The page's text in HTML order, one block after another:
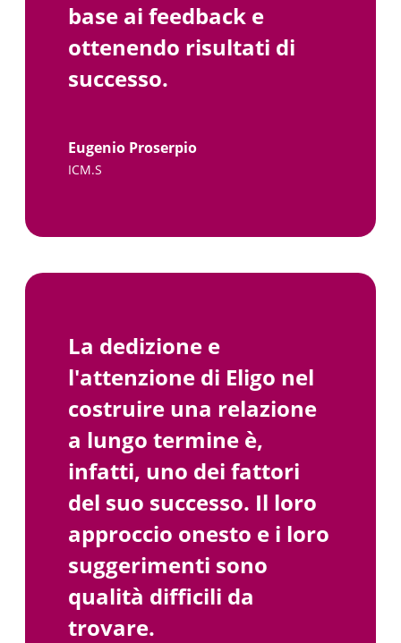
base ai feedback e
ottenendo risultati di
successo.
Eugenio Proserpio
ICM.S
La dedizione e
l'attenzione di Eligo nel
costruire una relazione
a lungo termine è,
infatti, uno dei fattori
del suo successo. Il loro
approccio onesto e i loro
suggerimenti sono
qualità difficili da
trovare.